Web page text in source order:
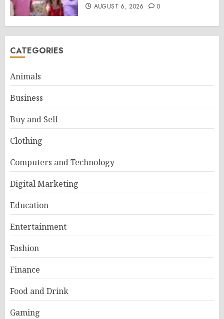
AUGUST 6, 2026 0
CATEGORIES
Animals
Business
Buy and Sell
Clothing
Computers and Technology
Digital Marketing
Education
Entertainment
Fashion
Finance
Food and Drink
Gaming